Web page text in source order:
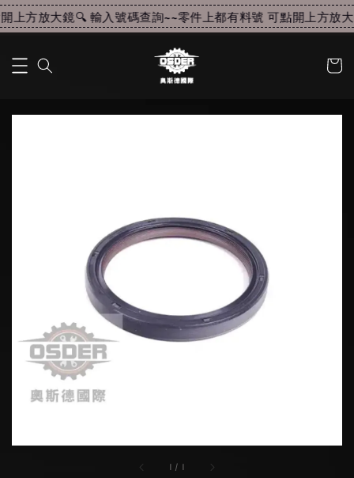
上方放大鏡🔍 輸入號碼查詢~~零件上都有料號 可點開上方放大
1 / 1